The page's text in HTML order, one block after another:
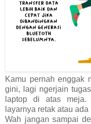
Kamu pernah enggak
gini, lagi ngerjain
laptop di atas meja.
layarnya retak atau
Wah jangan sampai